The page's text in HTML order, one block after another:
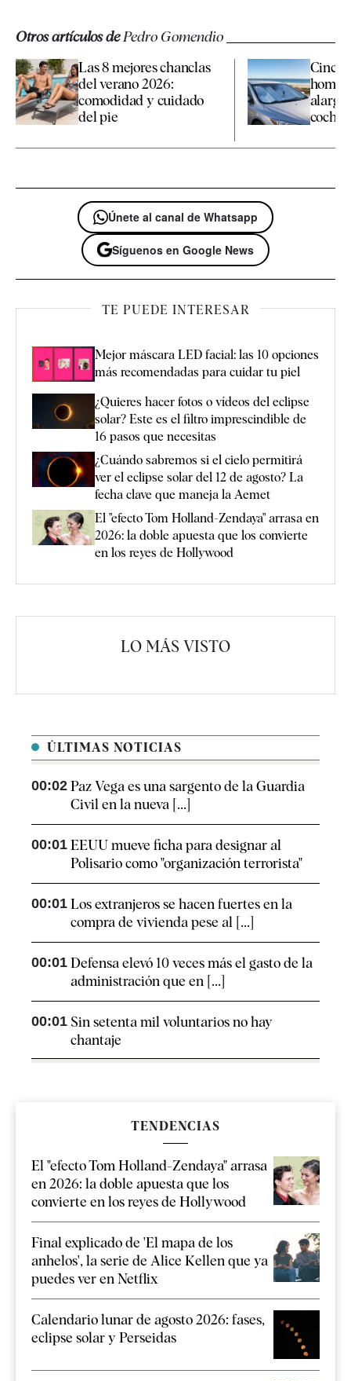
Otros artículos dePedro Gomendio
Las 8 mejores chanclas
del verano 2026:
comodidad y cuidado
del pie
Cinco
coche
Únete al canal de Whatsapp
Síguenos en Google News
TE PUEDE INTERESAR
Mejor máscara LED facial: las 10 opciones
más recomendadas para cuidar tu piel
¿Quieres hacer fotos o vídeos del eclipse
solar? Este es el filtro imprescindible de
16 pasos que necesitas
¿Cuándo sabremos si el cielo permitirá
ver el eclipse solar del 12 de agosto? La
fecha clave que maneja la Aemet
El "efecto Tom Holland-Zendaya" arrasa en
2026: la doble apuesta que los convierte
en los reyes de Hollywood
LO MÁS VISTO
ÚLTIMAS NOTICIAS
00:02 Paz Vega es una sargento de la Guardia
Civil en la nueva [...]
00:01 EEUU mueve ficha para designar al
Polisario como "organización terrorista"
00:01 Los extranjeros se hacen fuertes en la
compra de vivienda pese al [...]
00:01 Defensa elevó 10 veces más el gasto de la
administración que en [...]
00:01 Sin setenta mil voluntarios no hay
chantaje
TENDENCIAS
El "efecto Tom Holland-Zendaya" arrasa
en 2026: la doble apuesta que los
convierte en los reyes de Hollywood
Final explicado de 'El mapa de los
anhelos', la serie de Alice Kellen que ya
puedes ver en Netflix
Calendario lunar de agosto 2026: fases,
eclipse solar y Perseidas